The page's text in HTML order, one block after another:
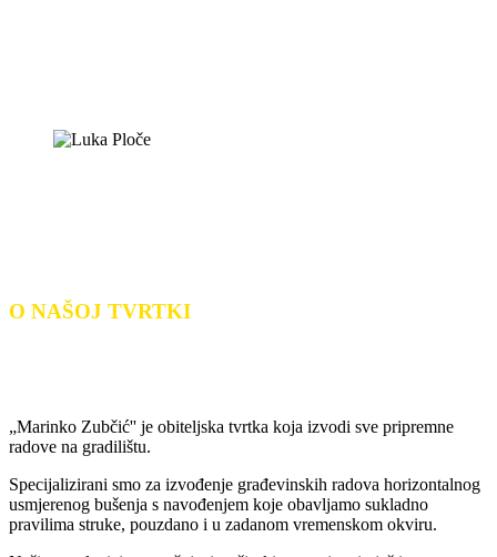
O NAŠOJ TVRTKI
„Marinko Zubčić'' je obiteljska tvrtka koja izvodi sve pripremne
radove na gradilištu.
Specijalizirani smo za izvođenje građevinskih radova horizontalnog
usmjerenog bušenja s navođenjem koje obavljamo sukladno
pravilima struke, pouzdano i u zadanom vremenskom okviru.